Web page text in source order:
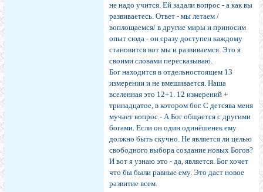
не надо учится. Ей задали вопрос - а как вы
развиваетесь. Ответ - мы летаем /
воплощаемся/ в другие миры и приносим
опыт сюда - он сразу доступен каждому
становится вот мы и развиваемся. Это я
своими словами пересказываю.
Бог находится в отдельностоящем 13
измерении и не вмешивается. Наша
вселенная это 12+1. 12 измерений +
тринадцатое, в котором бог. С детсява меня
мучает вопрос - А Бог общается с другими
богами. Если он один одинёшенек ему
должно быть скучно. Не является ли целью
свободного выбора создание новых Богов?
И вот я узнаю это - да, является. Бог хочет
что бы были равные ему. Это даст новое
развитие всем.